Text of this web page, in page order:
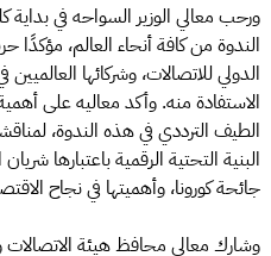
ورحب معالي الوزير السواحه في بداية
الندوة من كافة أنحاء العالم،
الدولي للاتصالات، وشركائها
الاستفادة منه. وأكد معاليه على
الطيف الترددي في هذه الندوة،
البنية التحتية الرقمية باعتبارها
جائحة كورونا، وأهميتها في نجاح
وشارك معالي محافظ هيئة الاتصالات